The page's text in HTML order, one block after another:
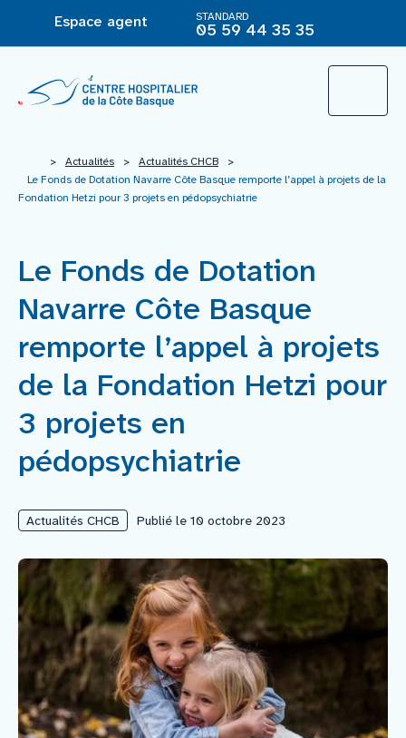
Espace agent STANDARD
05 59 44 35 35
L’Hôpital
Offre de soins
Agir pour ma santé
Vous êtes
Nous rejoindre
Vous former
Venir au CHCB
Espace agent
Faire un don
Contact
> Actualités > Actualités CHCB
>
Le Fonds de Dotation Navarre Côte Basque remporte l’appel à projets de la
Fondation Hetzi pour 3 projets en pédopsychiatrie
Le Fonds de Dotation
Navarre Côte Basque
remporte l’appel à projets
de la Fondation Hetzi pour
3 projets en
pédopsychiatrie
Actualités CHCB Publié le 10 octobre 2023